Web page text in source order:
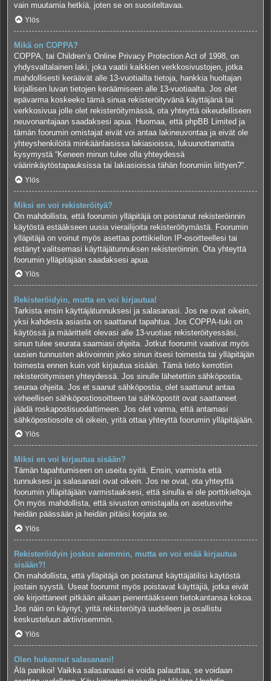
vain muutamia hetkiä, joten se on suositeltavaa.
Ylös
Mikä on COPPA?
COPPA, tai Children’s Online Privacy Protection Act of 1998, on
yhdysvaltalainen laki, joka vaatii kaikkien verkkosivustojen, jotka
mahdollisesti keräävät alle 13-vuotiailta tietoja, hankkia huoltajan
kirjallisen luvan tietojen keräämiseen alle 13-vuotiaalta. Jos olet
epävarma koskeeko tämä sinua rekisteröityvänä käyttäjänä tai
verkkosivua jolle olet rekisteröitymässä, ota yhteyttä oikeudelliseen
neuvonantajaan saadaksesi apua. Huomaa, että phpBB Limited ja
tämän foorumin omistajat eivät voi antaa lakineuvontaa ja eivät ole
yhteyshenkilöitä minkäänlaisissa lakiasioissa, lukuunottamatta
kysymystä “Keneen minun tulee olla yhteydessä
väärinkäytöstapauksissa tai lakiasioissa tähän foorumiin liittyen?”.
Ylös
Miksi en voi rekisteröityä?
On mahdollista, että foorumin ylläpitäjä on poistanut rekisteröinnin
käytöstä estääkseen uusia vierailijoita rekisteröitymästä. Foorumin
ylläpitäjä on voinut myös asettaa porttikiellon IP-osoitteellesi tai
estänyt valitsemasi käyttäjätunnuksen rekisteröinnin. Ota yhteyttä
foorumin ylläpitäjään saadaksesi apua.
Ylös
Rekisteröidyin, mutta en voi kirjautua!
Tarkista ensin käyttäjätunnuksesi ja salasanasi. Jos ne ovat oikein,
yksi kahdesta asiasta on saattanut tapahtua. Jos COPPA-tuki on
käytössä ja määrittelit olevasi alle 13-vuotias rekisteröityessäsi,
sinun tulee seurata saamiasi ohjeita. Jotkut foorumit vaativat myös
uusien tunnusten aktivoinnin joko sinun itsesi toimesta tai ylläpitäjän
toimesta ennen kuin voit kirjautua sisään. Tämä tieto kerrottiin
rekisteröitymisen yhteydessä. Jos sinulle lähetettiin sähköpostia,
seuraa ohjeita. Jos et saanut sähköpostia, olet saattanut antaa
virheellisen sähköpostiosoitteen tai sähköpostit ovat saattaneet
jäädä roskapostisuodattimeen. Jos olet varma, että antamasi
sähköpostiosoite oli oikein, yritä ottaa yhteyttä foorumin ylläpitäjään.
Ylös
Miksi en voi kirjautua sisään?
Tämän tapahtumiseen on useita syitä. Ensin, varmista että
tunnuksesi ja salasanasi ovat oikein. Jos ne ovat, ota yhteyttä
foorumin ylläpitäjään varmistaaksesi, että sinulla ei ole porttikieltoja.
On myös mahdollista, että sivuston omistajalla on asetusvirhe
heidän päässään ja heidän pitäisi korjata se.
Ylös
Rekisteröidyin joskus aiemmin, mutta en voi enää kirjautua
sisään?!
On mahdollista, että ylläpitäjä on poistanut käyttäjätilisi käytöstä
jostain syystä. Useat foorumit myös poistavat käyttäjiä, jotka eivät
ole kirjoittaneet pitkään aikaan pienentääkseen tietokantansa kokoa.
Jos näin on käynyt, yritä rekisteröityä uudelleen ja osallistu
keskusteluun aktiivisemmin.
Ylös
Olen hukannut salasanani!
Älä panikoi! Vaikka salasanaasi ei voida palauttaa, se voidaan